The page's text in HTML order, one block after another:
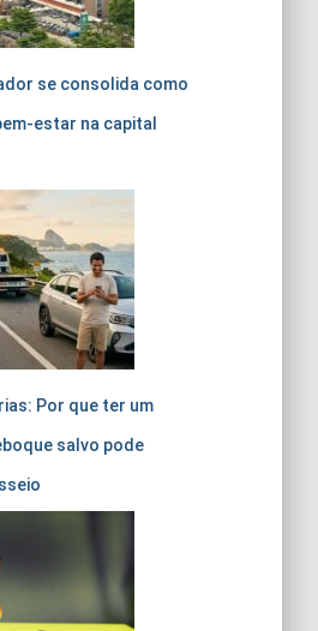
se consolida como
estar na capital
Por que ter um
salvo pode